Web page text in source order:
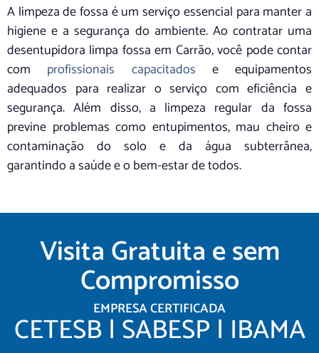
A limpeza de fossa é um serviço essencial para manter a
higiene e a segurança do ambiente. Ao contratar uma
desentupidora limpa fossa em Carrão, você pode contar
com profissionais capacitados e equipamentos
adequados para realizar o serviço com eficiência e
segurança. Além disso, a limpeza regular da fossa
previne problemas como entupimentos, mau cheiro e
contaminação do solo e da água subterrânea,
garantindo a saúde e o bem-estar de todos.
Visita Gratuita e sem
Compromisso
EMPRESA CERTIFICADA
CETESB | SABESP | IBAMA